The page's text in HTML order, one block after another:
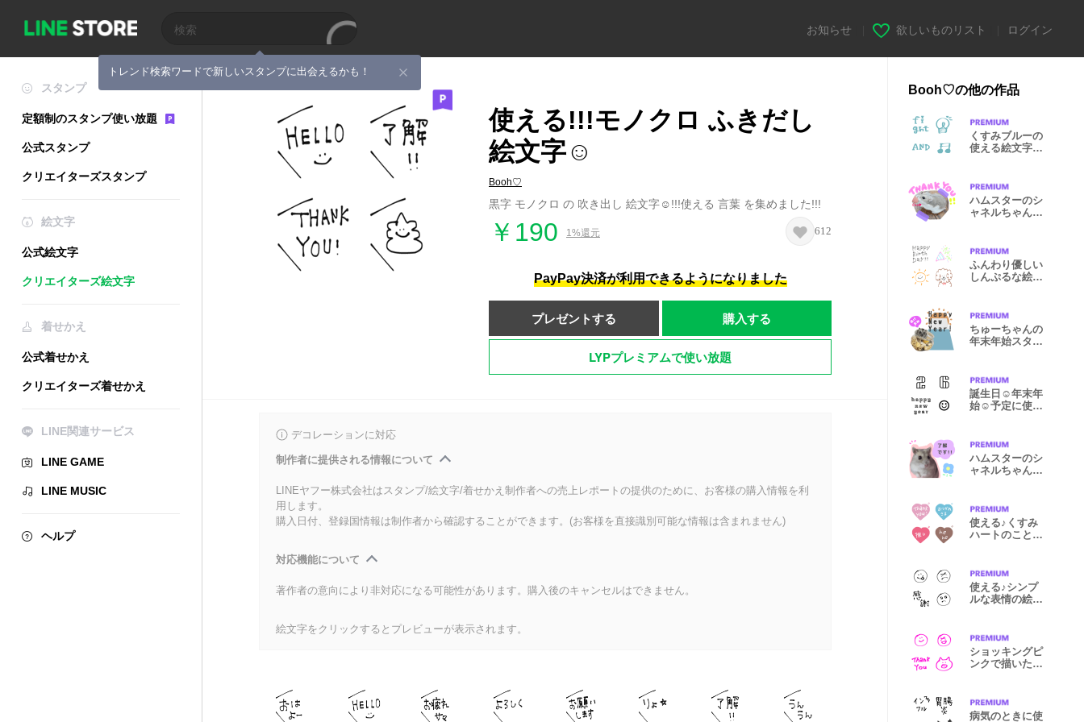
トレンド検索ワードで新しいスタンプに出会えるかも！
お知らせ 欲しいものリスト ログイン
スタンプ
定額制のスタンプ使い放題
公式スタンプ
クリエイターズスタンプ
絵文字
公式絵文字
クリエイターズ絵文字
着せかえ
公式着せかえ
クリエイターズ着せかえ
LINE関連サービス
LINE GAME
LINE MUSIC
ヘルプ
使える!!!モノクロ ふきだし
絵文字☺︎
Booh♡
黒字 モノクロ の 吹き出し 絵文字☺︎!!!使える 言葉 を集めました!!!
￥190 1%還元 612
PayPay決済が利用できるようになりました
プレゼントする 購入する
LYPプレミアムで使い放題
デコレーションに対応
制作者に提供される情報について
LINEヤフー株式会社はスタンプ/絵文字/着せかえ制作者への売上レポートの提供のために、お客様の購入情報を利
用します。
購入日付、登録国情報は制作者から確認することができます。(お客様を直接識別可能な情報は含まれません)
対応機能について
著作者の意向により非対応になる可能性があります。購入後のキャンセルはできません。
絵文字をクリックするとプレビューが表示されます。
Booh♡の他の作品
くすみブルーの
使える絵文字☺︎
ハムスターのシ
ャネルちゃん☺︎
ふんわり優しい
しんぷるな絵文
ちゅーちゃんの
年末年始スタン
誕生日☺︎年末年
始☺︎予定に使え
ハムスターのシ
ャネルちゃん☺︎
使える♪くすみ
ハートのことば
使える♪シンプ
ルな表情の絵文
ショッキングピ
ンクで描いた絵
病気のときに使